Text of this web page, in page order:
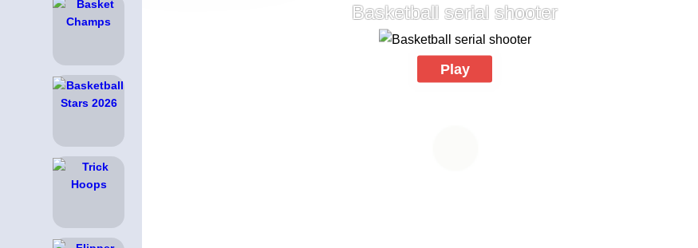
Basketball serial shooter
Play